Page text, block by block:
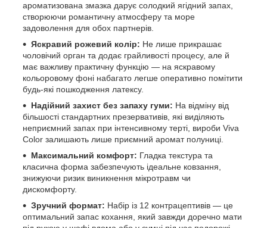
ароматизована змазка дарує солодкий ягідний запах,
створюючи романтичну атмосферу та море
задоволення для обох партнерів.
Яскравий рожевий колір: Не лише прикрашає
чоловічий орган та додає грайливості процесу, але й
має важливу практичну функцію — на яскравому
кольоровому фоні набагато легше оперативно помітити
будь-які пошкодження латексу.
Надійний захист без запаху гуми: На відміну від
більшості стандартних презервативів, які виділяють
неприємний запах при інтенсивному терті, вироби Viva
Color залишають лише приємний аромат полуниці.
Максимальний комфорт: Гладка текстура та
класична форма забезпечують ідеальне ковзання,
знижуючи ризик виникнення мікротравм чи
дискомфорту.
Зручний формат: Набір із 12 контрацептивів — це
оптимальний запас кохання, який завжди доречно мати